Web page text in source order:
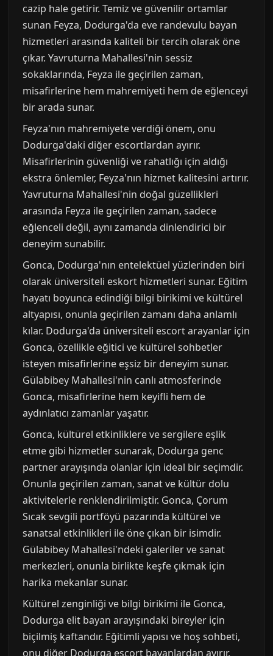
cazip hale getirir. Temiz ve güvenilir ortamlar
sunan Feyza, Dodurga'da eve randevulu bayan
hizmetleri arasında kaliteli bir tercih olarak öne
çıkar. Yavruturna Mahallesi'nin sessiz
sokaklarında, Feyza ile geçirilen zaman,
misafirlerine hem mahremiyeti hem de eğlenceyi
bir arada sunar.
Feyza'nın mahremiyete verdiği önem, onu
Dodurga'daki diğer escortlardan ayırır.
Misafirlerinin güvenliği ve rahatlığı için aldığı
ekstra önlemler, Feyza'nın hizmet kalitesini artırır.
Yavruturna Mahallesi'nin doğal güzellikleri
arasında Feyza ile geçirilen zaman, sadece
eğlenceli değil, aynı zamanda dinlendirici bir
deneyim sunabilir.
Gonca, Dodurga'nın entelektüel yüzlerinden biri
olarak üniversiteli eskort hizmetleri sunar. Eğitim
hayatı boyunca edindiği bilgi birikimi ve kültürel
altyapısı, onunla geçirilen zamanı daha anlamlı
kılar. Dodurga'da üniversiteli escort arayanlar için
Gonca, özellikle eğitici ve kültürel sohbetler
isteyen misafirlerine eşsiz bir deneyim sunar.
Gülabibey Mahallesi'nin canlı atmosferinde
Gonca, misafirlerine hem keyifli hem de
aydınlatıcı zamanlar yaşatır.
Gonca, kültürel etkinliklere ve sergilere eşlik
etme gibi hizmetler sunarak, Dodurga genc
partner arayışında olanlar için ideal bir seçimdir.
Onunla geçirilen zaman, sanat ve kültür dolu
aktivitelerle renklendirilmiştir. Gonca, Çorum
Sıcak sevgili portföyü pazarında kültürel ve
sanatsal etkinlikleri ile öne çıkan bir isimdir.
Gülabibey Mahallesi'ndeki galeriler ve sanat
merkezleri, onunla birlikte keşfe çıkmak için
harika mekanlar sunar.
Kültürel zenginliği ve bilgi birikimi ile Gonca,
Dodurga elit bayan arayışındaki bireyler için
biçilmiş kaftandır. Eğitimli yapısı ve hoş sohbeti,
onu diğer Dodurga escort bayanlardan ayırır.